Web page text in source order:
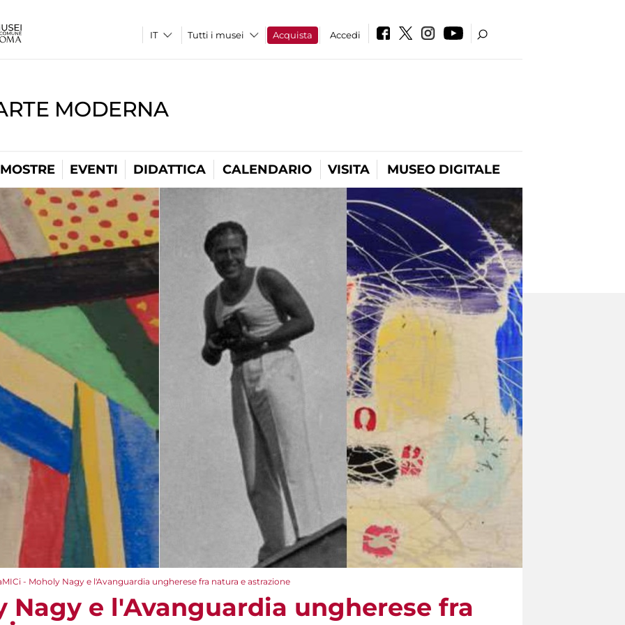
Tutti i musei Acquista Accedi
MODERNA
MOSTRE EVENTI DIDATTICA CALENDARIO VISITA MUSEO DIGITALE
- Moholy Nagy e l'Avanguardia ungherese fra natura e astrazione
Nagy e l'Avanguardia ungherese fra